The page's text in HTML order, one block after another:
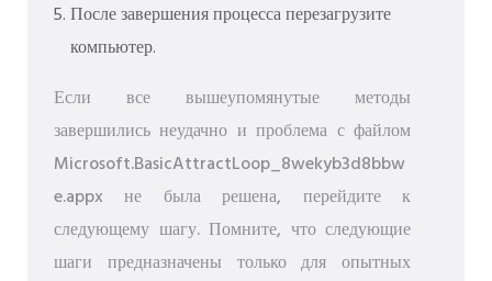
После завершения процесса перезагрузите
компьютер.
Если все вышеупомянутые методы
завершились неудачно и проблема с файлом
Microsoft.BasicAttractLoop_8wekyb3d8bbw
e.appx не была решена, перейдите к
следующему шагу. Помните, что следующие
шаги предназначены только для опытных